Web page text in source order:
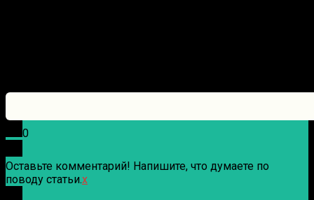
0
Оставьте комментарий! Напишите, что думаете по
поводу статьи.x